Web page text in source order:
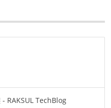
RAKSUL TechBlog